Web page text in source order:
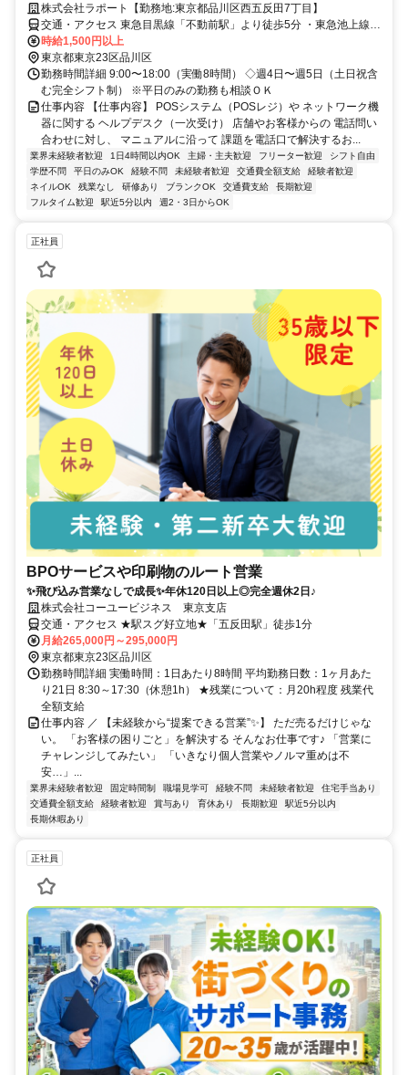
株式会社ラポート【勤務地:東京都品川区西五反田7丁目】
交通・アクセス 東急目黒線「不動前駅」より徒歩5分 ・東急池上線
「大崎広小路駅」より徒歩7分・山手線／都営浅草線「五反田駅」よ
り徒歩10分 ※JR「五反田駅」より無料シャトルバスあり
時給1,500円以上
東京都東京23区品川区
勤務時間詳細 9:00〜18:00（実働8時間） ◇週4日〜週5日（土日祝含
む完全シフト制） ※平日のみの勤務も相談ＯＫ
仕事内容 【仕事内容】 POSシステム（POSレジ）や ネットワーク機
器に関する ヘルプデスク（一次受け） 店舗やお客様からの 電話問い
合わせに対し、 マニュアルに沿って 課題を電話口で解決するお...
業界未経験者歓迎 1日4時間以内OK 主婦・主夫歓迎 フリーター歓迎
シフト自由
学歴不問
平日のみOK 経験不問 未経験者歓迎 交通費全額支給
経験者歓迎
ネイルOK
残業なし 研修あり ブランクOK 交通費支給
長期歓迎
フルタイム歓迎
駅近5分以内 週2・3日からOK
正社員
BPOサービスや印刷物のルート営業
✨飛び込み営業なしで成長✨年休120日以上◎完全週休2日♪
株式会社コーユービジネス 東京支店
交通・アクセス ★駅スグ好立地★「五反田駅」徒歩1分
月給265,000円～295,000円
東京都東京23区品川区
勤務時間詳細 実働時間：1日あたり8時間 平均勤務日数：1ヶ月あた
り21日 8:30～17:30（休憩1h） ★残業について：月20h程度 残業代
全額支給
仕事内容 ／ 【未経験から“提案できる営業”✨】 ただ売るだけじゃな
い。 「お客様の困りごと」を解決する そんなお仕事です♪ 「営業に
チャレンジしてみたい」 「いきなり個人営業やノルマ重めは不
安…」...
業界未経験者歓迎 固定時間制 職場見学可 経験不問 未経験者歓迎
住宅手当あり
交通費全額支給
経験者歓迎 賞与あり 育休あり 長期歓迎
駅近5分以内
長期休暇あり
正社員